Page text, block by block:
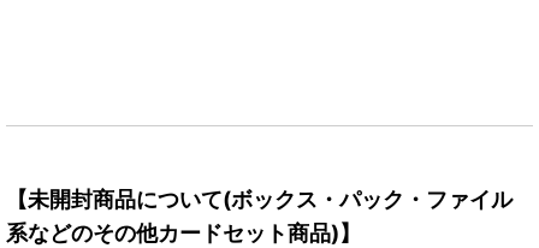
【未開封商品について(ボックス・パック・ファイル
系などのその他カードセット商品)】